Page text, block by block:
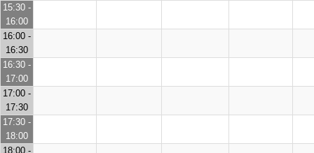
15:30 -
16:00
16:00 -
16:30
16:30 -
17:00
17:00 -
17:30
17:30 -
18:00
18:00 -